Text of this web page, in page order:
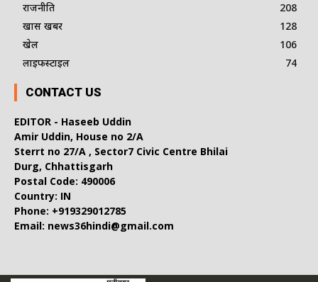
राजनीति
208
खास खबर
128
खेल
106
लाइफस्टाइल
74
CONTACT US
EDITOR - Haseeb Uddin
Amir Uddin, House no 2/A
Sterrt no 27/A , Sector7 Civic Centre Bhilai
Durg, Chhattisgarh
Postal Code: 490006
Country: IN
Phone: +919329012785
Email: news36hindi@gmail.com